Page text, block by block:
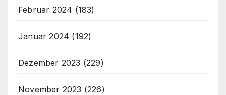
Februar 2024 (183)
Januar 2024 (192)
Dezember 2023 (229)
November 2023 (226)